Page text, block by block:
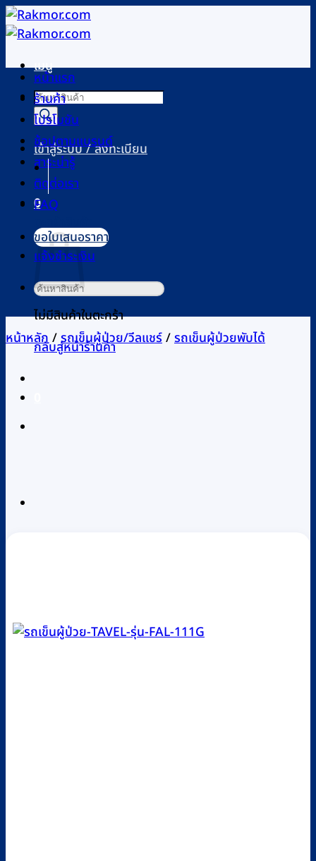
ข้าม
ไป
เนื้อหาเมนู
Products
search
เข้าสู่ระบบ / ลงทะเบียน
0
ไม่มีสินค้าในตะกร้า
กลับสู่หน้าร้านค้า
หน้าแรก
ร้านค้า
โปรโมชัน
ช้อปตามแบรนด์
สาระน่ารู้
ติดต่อเรา
FAQ
ขอใบเสนอราคา
แจ้งชำระเงิน
ค้นหา:
หน้าหลัก/รถเข็นผู้ป่วย/วีลแชร์/รถเข็นผู้ป่วยพับได้